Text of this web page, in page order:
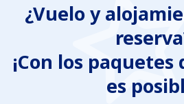
¿Vuelo y
¡Con los paquetes
es